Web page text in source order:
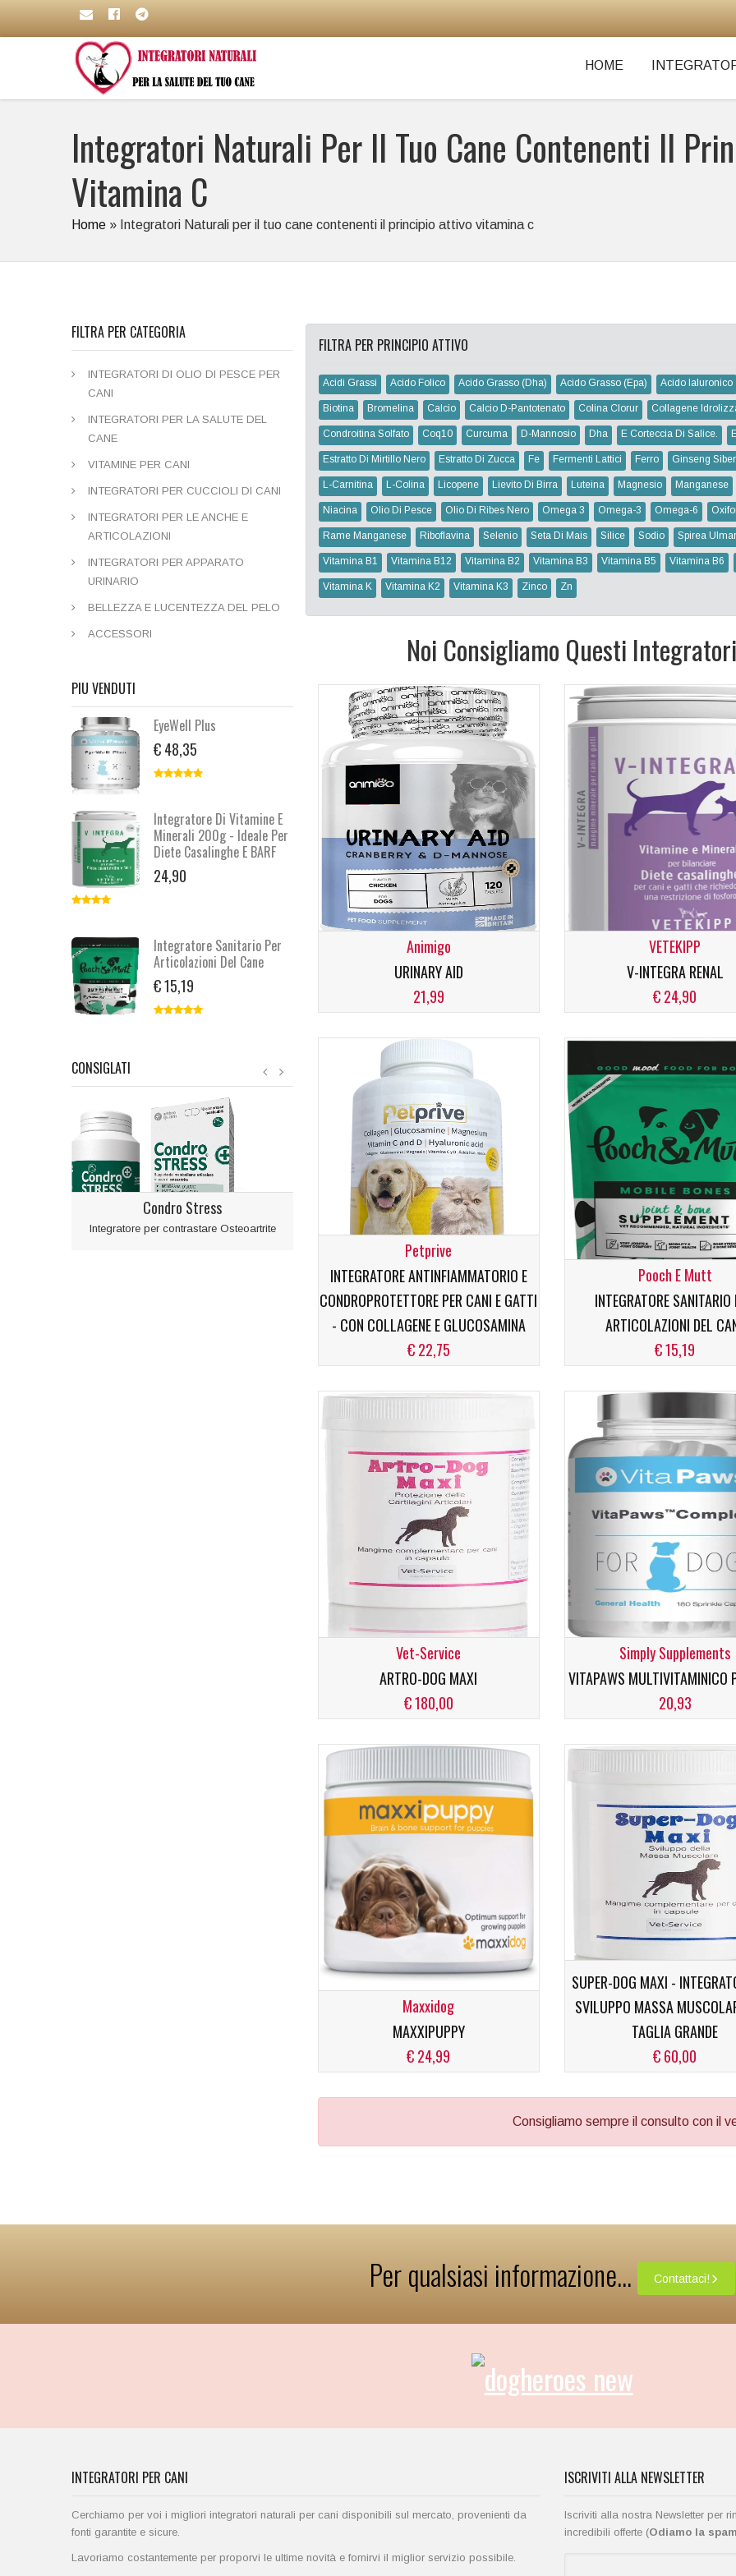
HOME
Integratori Naturali Per Il Tuo Cane Contenenti Il
Vitamina C
Home » Integratori Naturali per il tuo cane contenenti il principio attivo vitamina c
FILTRA PER PRINCIPIO ATTIVO
Acidi Grassi Acido Folico Acido Grasso (dha) Acido Grasso (epa) Acido Ialuronico
Biotina Bromelina Calcio Calcio D-Pantotenato Colina Clorur Collagene
Condroitina Solfato Coq10 Curcuma D-Mannosio Dha E Corteccia Di Salice.
Estratto Di Mirtillo Nero Estratto Di Zucca Fe Fermenti Lattici Ferro Ginseng
L-Carnitina L-Colina Licopene Lievito Di Birra Luteina Magnesio Manganese
Niacina Olio Di Pesce Olio Di Ribes Nero Omega 3 Omega-3 Omega-6
Rame Manganese Riboflavina Selenio Seta Di Mais Silice Sodio Spirea
Vitamina B1 Vitamina B12 Vitamina B2 Vitamina B3 Vitamina B5 Vitamina B6
Vitamina K Vitamina K2 Vitamina K3 Zinco Zn
Noi Consigliamo Questi
Animigo
URINARY AID
21,99
VETEKIPP
V-INTEGRA RENAL
€ 24,90
Petprive
INTEGRATORE ANTINFIAMMATORIO E
CONDROPROTETTORE PER CANI E GATTI
- CON COLLAGENE E GLUCOSAMINA
€ 22,75
Pooch E Mutt
INTEGRATORE SANITARIO
ARTICOLAZIONI DEL
€ 15,19
Vet-Service
ARTRO-DOG MAXI
€ 180,00
Simply Supplements
VITAPAWS MULTIVITAMINICO
20,93
Maxxidog
MAXXIPUPPY
€ 24,99
SUPER-DOG MAXI -
SVILUPPO MASSA
TAGLIA GRANDE
€ 60,00
Consigliamo sempre il consulto con il
FILTRA PER CATEGORIA
INTEGRATORI DI OLIO DI PESCE PER
CANI
INTEGRATORI PER LA SALUTE DEL
CANE
VITAMINE PER CANI
INTEGRATORI PER CUCCIOLI DI CANI
INTEGRATORI PER LE ANCHE E
ARTICOLAZIONI
INTEGRATORI PER APPARATO
URINARIO
BELLEZZA E LUCENTEZZA DEL PELO
ACCESSORI
PIU VENDUTI
EyeWell Plus
€ 48,35
Integratore Di Vitamine E
Minerali 200g - Ideale Per
Diete Casalinghe E BARF
24,90
Integratore Sanitario Per
Articolazioni Del Cane
€ 15,19
CONSIGLATI
Condro Stress
Integratore per contrastare Osteoartrite
Pelo-Pet
Condro Gen Energy
Integratore per la salute Articolare
Per qualsiasi informazione... Contattaci!
INTEGRATORI PER CANI
Cerchiamo per voi i migliori integratori naturali per cani disponibili sul mercato, provenienti da
fonti garantite e sicure.
Lavoriamo costantemente per proporvi le ultime novità e fornirvi il miglior servizio possibile.
ISCRIVITI ALLA NEWSLETTER
Iscriviti alla nostra Newsletter per
incredibili offerte (Odiamo la